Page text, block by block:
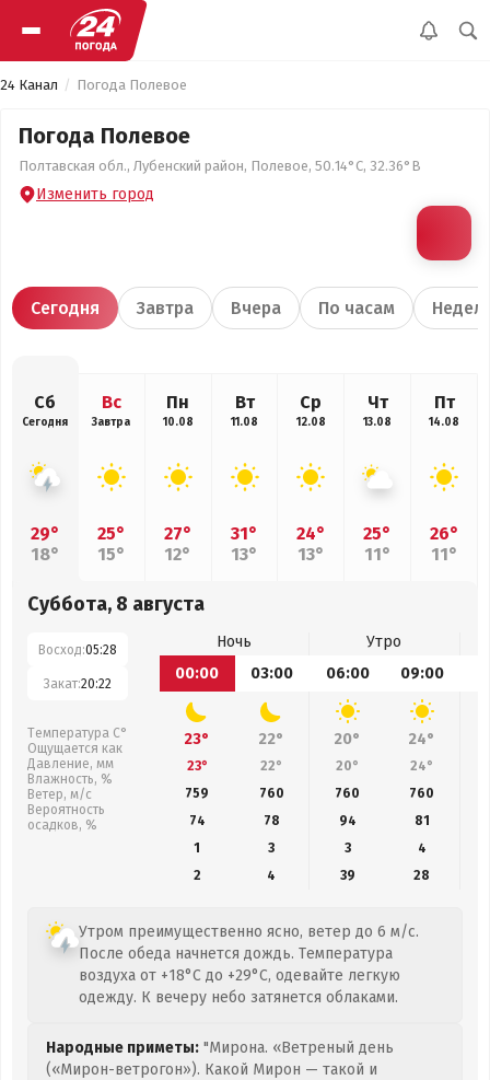
24 Канал Погода Полевое
Погода Полевое
Полтавская обл., Лубенский район, Полевое, 50.14°С, 32.36°В
Изменить город
Сегодня Завтра Вчера По часам
Сб
Сегодня
29°
18°
Вс
Завтра
25°
15°
Пн
10.08
27°
12°
Вт
11.08
31°
13°
Ср
12.08
24°
13°
Чт
13.08
25°
11°
Пт
14.08
26°
11°
Суббота, 8 августа
Восход:05:28
Закат:20:22
Температура С°
Ощущается как
Давление, мм
Влажность, %
Ветер, м/с
Вероятность
осадков, %
Ночь
Утро
00:00
03:00 06:00 09:00
23° 22° 20° 24°
23° 22° 20° 24°
759
760 760 760
74
78 94 81
1
3 3
4
2
4 39 28
Утром преимущественно ясно, ветер до 6 м/с.
После обеда начнется дождь. Температура
воздуха от +18°C до +29°C, одевайте легкую
одежду. К вечеру небо затянется облаками.
Народные приметы: "Мирона. «Ветреный день
(«Мирон-ветрогон»). Какой Мирон — такой и